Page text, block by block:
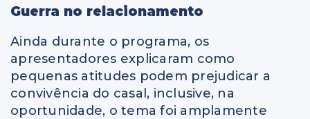
Guerra no relacionamento
Ainda durante o programa, os
apresentadores explicaram como
pequenas atitudes podem prejudicar a
convivência do casal, inclusive, na
oportunidade, o tema foi amplamente